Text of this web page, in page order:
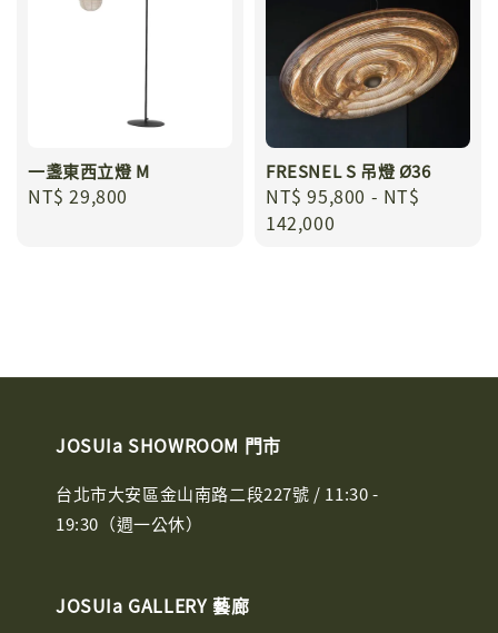
一盞東西立燈 M
Regular
NT$ 29,800
FRESNEL S 吊燈 Ø36
Regular
price
NT$ 95,800 - NT$
142,000
JOSUIa SHOWROOM 門市
台北市大安區金山南路二段227號 / 11:30 -
19:30（週一公休）
JOSUIa GALLERY 藝廊